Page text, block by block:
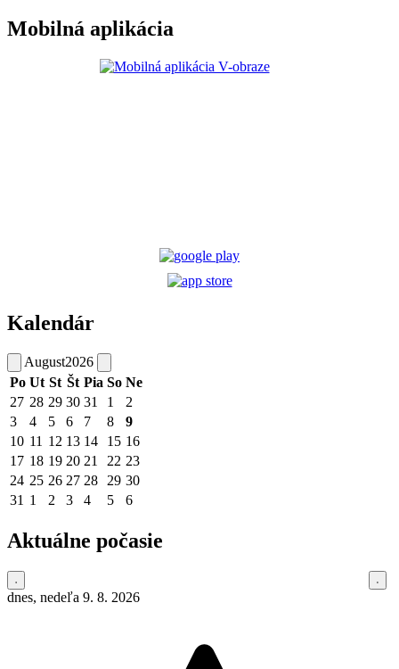
Mobilná aplikácia
Kalendár
August2026
Po Ut St Št Pia So Ne
27 28 29 30 31 1
2
3
4 5 6 7 8
9
10 11 12 13 14 15 16
17 18 19 20 21 22 23
24 25 26 27 28 29 30
31 1 2 3 4 5 6
Aktuálne počasie
dnes, nedeľa 9. 8. 2026